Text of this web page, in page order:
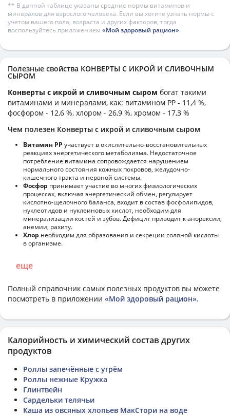
** В данной таблице указаны средние нормы витаминов и
минералов для взрослого человека. Если вы хотите узнать нормы с
учетом вашего пола, возраста и других факторов, тогда
воспользуйтесь приложением «Мой здоровый рацион».
Полезные свойства КОНВЕРТЫ С ИКРОЙ И СЛИВОЧНЫМ
СЫРОМ
Конверты с икрой и сливочным сыром богат такими
витаминами и минералами, как: витамином PP - 11,4 %,
фосфором - 12,6 %, хлором - 26,9 %, хромом - 17,3 %
Чем полезен Конверты с икрой и сливочным сыром
Витамин РР участвует в окислительно-восстановительных
реакциях энергетического метаболизма. Недостаточное
потребление витамина сопровождается нарушением
нормального состояния кожных покровов, желудочно-
кишечного тракта и нервной системы.
Фосфор принимает участие во многих физиологических
процессах, включая энергетический обмен, регулирует
кислотно-щелочного баланса, входит в состав фосфолипидов,
нуклеотидов и нуклеиновых кислот, необходим для
минерализации костей и зубов. Дефицит приводит к анорексии,
анемии, рахиту.
Хлор необходим для образования и секреции соляной кислоты
в организме.
еще
Полный справочник самых полезных продуктов вы можете
посмотреть в приложении «Мой здоровый рацион».
Калорийность и химический состав других
продуктов
Роллы запечённые с угрём
Роллы нежные Кружка
Глинтвейн
Сардельки телячьи
Каша из овсяных хлопьев МакСтори на воде